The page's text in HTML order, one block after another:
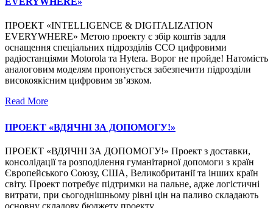
ПРОЕКТ «INTELLIGENCE & DIGITALIZATION
EVERYWHERE» Метою проекту є збір коштів задля
оснащення спеціальних підрозділів ССО цифровими
радіостанціями Motorola та Hytera. Ворог не пройде! Натомість
аналоговим моделям пропонується забезпечити підрозділи
високоякісним цифровим зв’язком.
Read More
ПРОЕКТ «ВДЯЧНІ ЗА ДОПОМОГУ!»
ПРОЕКТ «ВДЯЧНІ ЗА ДОПОМОГУ!» Проект з доставки,
консолідації та розподілення гуманітарної допомоги з країн
Європейського Союзу, США, Великобританії та інших країн
світу. Проект потребує підтримки на пальне, адже логістичні
витрати, при сьогоднішньому рівні цін на паливо складають
основну складову бюджету проекту.